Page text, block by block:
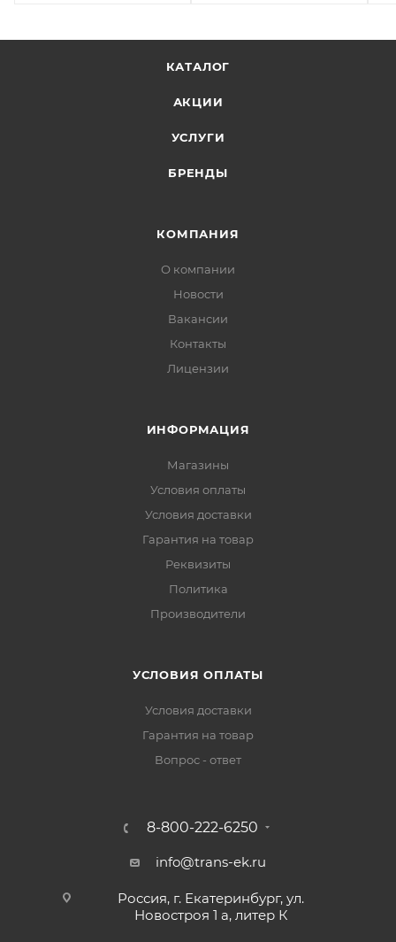
КАТАЛОГ
АКЦИИ
УСЛУГИ
БРЕНДЫ
КОМПАНИЯ
О компании
Новости
Вакансии
Контакты
Лицензии
ИНФОРМАЦИЯ
Магазины
Условия оплаты
Условия доставки
Гарантия на товар
Реквизиты
Политика
Производители
УСЛОВИЯ ОПЛАТЫ
Условия доставки
Гарантия на товар
Вопрос - ответ
8-800-222-6250
info@trans-ek.ru
Россия, г. Екатеринбург, ул.
Новостроя 1 а, литер К